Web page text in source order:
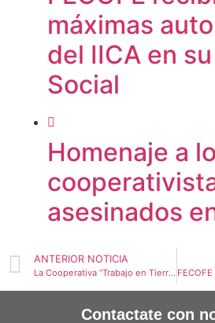
máximas
del IICA en
Social
Homenaje a
asesinados
ANTERIOR NOTICIA
La Cooperativa “Trabajo en Tierra Viva” inauguró un local comercial en Rosario
Contactate con